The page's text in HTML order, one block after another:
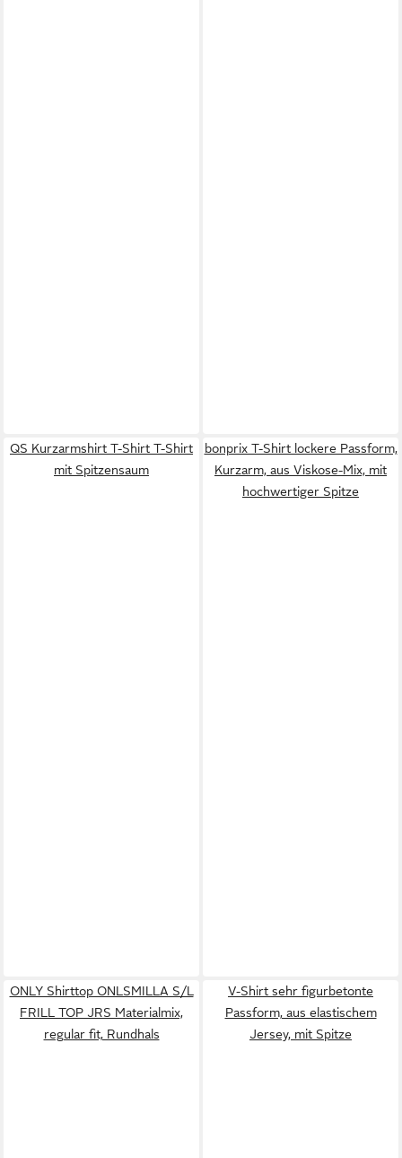
QS Kurzarmshirt T-Shirt T-Shirt
mit Spitzensaum
bonprix T-Shirt lockere Passform,
Kurzarm, aus Viskose-Mix, mit
hochwertiger Spitze
ONLY Shirttop ONLSMILLA S/L
FRILL TOP JRS Materialmix,
regular fit, Rundhals
V-Shirt sehr figurbetonte
Passform, aus elastischem
Jersey, mit Spitze